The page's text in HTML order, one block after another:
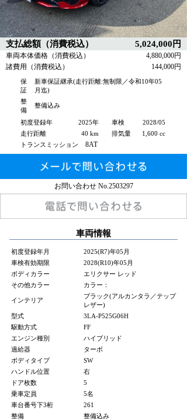
支払総額（消費税込） 5,024,000円
車両本体価格（消費税込）
4,880,000円
諸費用（消費税込）
144,000円
保
証
新車保証継承(走行距離:無制限／令和10年05
月迄)
整
備
整備込み
初度登録年 2025年 車検
2028/05
走行距離
40 km 排気量
1,600 cc
トランスミッション
8AT
お問い合わせ No.2503297
車両情報
初度登録年月
2025(R7)年05月
車検有効期限
2028(R10)年05月
ボディカラー
エリクサー レッド
その他カラー
カラー：
インテリア
ブラック(アルカンタラ／テップ
レザー)
型式
3LA-P525G06H
駆動方式
FF
エンジン種別
ハイブリッド
過給器
ターボ
ボディタイプ
SW
ハンドル位置
右
ドア枚数
5
乗車定員
5名
車台番号下3桁
261
整備
整備込み